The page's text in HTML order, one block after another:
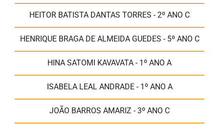
HEITOR BATISTA DANTAS TORRES - 2º ANO C
HENRIQUE BRAGA DE ALMEIDA GUEDES - 5º ANO C
HINA SATOMI KAVAVATA - 1º ANO A
ISABELA LEAL ANDRADE - 1º ANO A
JOÃO BARROS AMARIZ - 3º ANO C